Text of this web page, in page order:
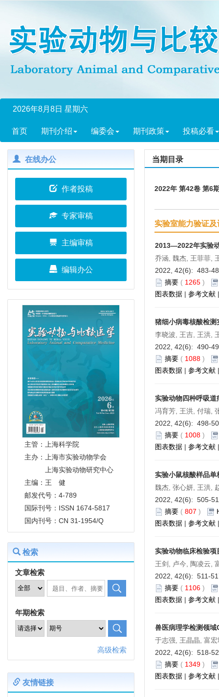
2026年8月8日 星期六
首页 期刊介绍 编委会 期刊政策 投稿必看
在线办公
作者投稿
专家审稿
主编审稿
编辑办公
主管：上海科学院
主办：上海市实验动物学会
上海实验动物研究中心
主编：王 健
邮发代号：4-789
国际刊号：ISSN 1674-5817
国内刊号：CN 31-1954/Q
检索
文章检索
年期检索
高级检索
友情链接
当期目录
2022年 第42卷 第6
实验室能力验证及
2013—2022年实验
乔涵, 魏杰, 王菲菲,
2022, 42(6): 483-
摘要 ( 1265 )
图表数据 | 参考文献
猪细小病毒核酸检
李晓波, 王吉, 王洪,
2022, 42(6): 490-
摘要 ( 1088 )
图表数据 | 参考文献
实验动物四种呼吸
冯育芳, 王洪, 付瑞,
2022, 42(6): 498-
摘要 ( 1008 )
图表数据 | 参考文献
实验小鼠核酸样品
魏杰, 张心妍, 王洪,
2022, 42(6): 505-
摘要 ( 807 )
图表数据 | 参考文献
实验动物临床检验
王剑, 卢今, 陶凌云,
2022, 42(6): 511-
摘要 ( 1106 )
图表数据 | 参考文献
兽医病理学检测领
于志强, 王晶晶, 富
2022, 42(6): 518-
摘要 ( 1349 )
图表数据 | 参考文献